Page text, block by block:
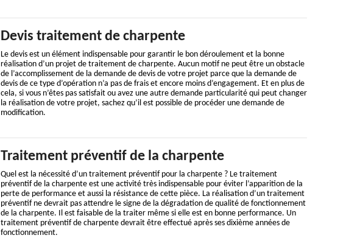
Devis traitement de charpente
Le devis est un élément indispensable pour garantir le bon déroulement et la bonne
réalisation d’un projet de traitement de charpente. Aucun motif ne peut être un obstacle
de l’accomplissement de la demande de devis de votre projet parce que la demande de
devis de ce type d’opération n’a pas de frais et encore moins d’engagement. Et en plus de
cela, si vous n’êtes pas satisfait ou avez une autre demande particularité qui peut changer
la réalisation de votre projet, sachez qu’il est possible de procéder une demande de
modification.
Traitement préventif de la charpente
Quel est la nécessité d’un traitement préventif pour la charpente ? Le traitement
préventif de la charpente est une activité très indispensable pour éviter l’apparition de la
perte de performance et aussi la résistance de cette pièce. La réalisation d’un traitement
préventif ne devrait pas attendre le signe de la dégradation de qualité de fonctionnement
de la charpente. Il est faisable de la traiter même si elle est en bonne performance. Un
traitement préventif de charpente devrait être effectué après ses dixième années de
fonctionnement.